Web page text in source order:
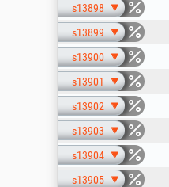
s13898
s13899
s13900
s13901
s13902
s13903
s13904
s13905